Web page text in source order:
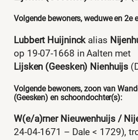
Volgende bewoners, weduwe en 2e
Lubbert Huijninckalias
op 19-07-1668 in Aalten met
Lijsken (Geesken) Nienhuijs
Volgende bewoners, zoon van
(Geesken) en schoondochter(s):
W(e/a)rner Nieuwenhuijs /
24-04-1671 – Dale < 1729),